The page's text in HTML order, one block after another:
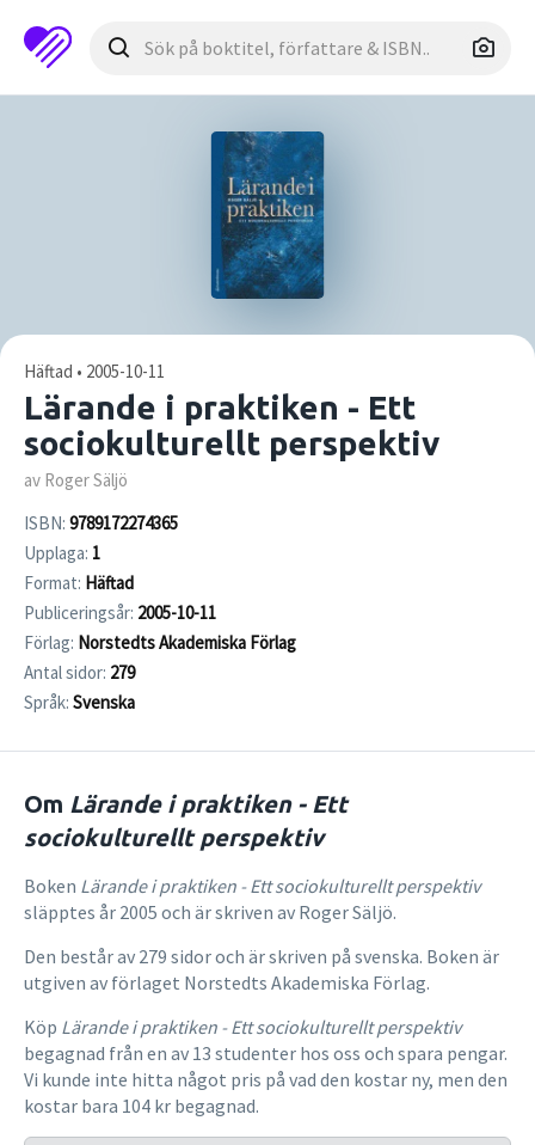
Häftad • 2005-10-11
Lärande i praktiken - Ett
sociokulturellt perspektiv
av Roger Säljö
ISBN: 9789172274365
Upplaga: 1
Format: Häftad
Publiceringsår: 2005-10-11
Förlag: Norstedts Akademiska Förlag
Antal sidor: 279
Språk: Svenska
Om Lärande i praktiken - Ett
sociokulturellt perspektiv
Boken Lärande i praktiken - Ett sociokulturellt perspektiv
släpptes år 2005 och är skriven av Roger Säljö.
Den består av 279 sidor och är skriven på svenska. Boken är
utgiven av förlaget Norstedts Akademiska Förlag.
Köp Lärande i praktiken - Ett sociokulturellt perspektiv
begagnad från en av 13 studenter hos oss och spara pengar.
Vi kunde inte hitta något pris på vad den kostar ny, men den
kostar bara 104 kr begagnad.